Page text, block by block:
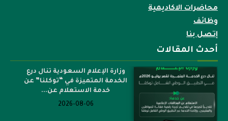
محاضرات الاكاديمية
وظائف
إتصل بنا
أحدث المقالات
وزارة الإعلام السعودية تنال درع
الخدمة المتميزة في “توكلنا” عن
خدمة الاستعلام عن...
2026-08-06